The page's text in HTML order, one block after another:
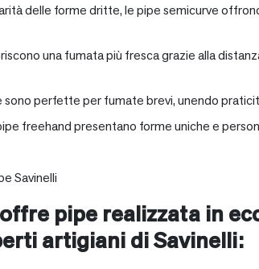
delle forme dritte, le pipe semicurve
una fumata più fresca grazie alla
perfette per fumate brevi, unendo
freehand presentano forme uniche e
Savinelli
pipe realizzata in
artigiani di Savinelli: